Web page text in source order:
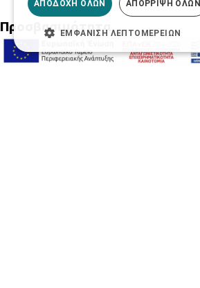
Προσβασιμότητα
ΑΠΟΔΟΧΉ ΌΛΩΝ ΑΠΌΡΡΙΨΗ ΌΛΩΝ
ΕΜΦΆΝΙΣΗ ΛΕΠΤΟΜΕΡΕΙΏΝ